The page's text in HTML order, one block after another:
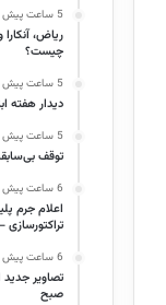
5 ساعت پیش
ریاض،
چیست؟
5 ساعت پیش
دیدار هفته
5 ساعت پیش
توقف
6 ساعت پیش
اعلام جرم
6 ساعت پیش
تصاویر
صبح